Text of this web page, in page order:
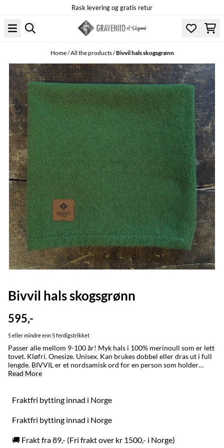
Rask levering og gratis retur
Home/All the products/Bivvil hals skogsgrønn
Bivvil hals skogsgrønn
595,-
5 eller mindre enn 5 ferdigstrikket
Passer alle mellom 9-100 år! Myk hals i 100% merinoull som er lett
tovet. Kløfri. Onesize. Unisex. Kan brukes dobbel eller dras ut i full
lengde. BIVVIL er et nordsamisk ord for en person som holder
varmen godt. Ordet brukes også om klær som får en til å holde seg
der de begrenser seg til fire årstider. BYTTING: Fraktfri bytting
innad i Norge uansett kjøpstidspunkt. MADE IN / LAGET I:
Karasjok og Alta med stor omtenksomhet for naturen, folk og dyr.
VASK: Ull er et naturmateriale og renser seg selv, håndvask ved
til 20 grader. Om du ønsker plagget mindre/tightere sett
Read More
Fraktfri bytting innad i Norge
Fraktfri bytting innad i Norge
🚚 Frakt fra 89,- (Fri frakt over kr 1500,- i Norge)